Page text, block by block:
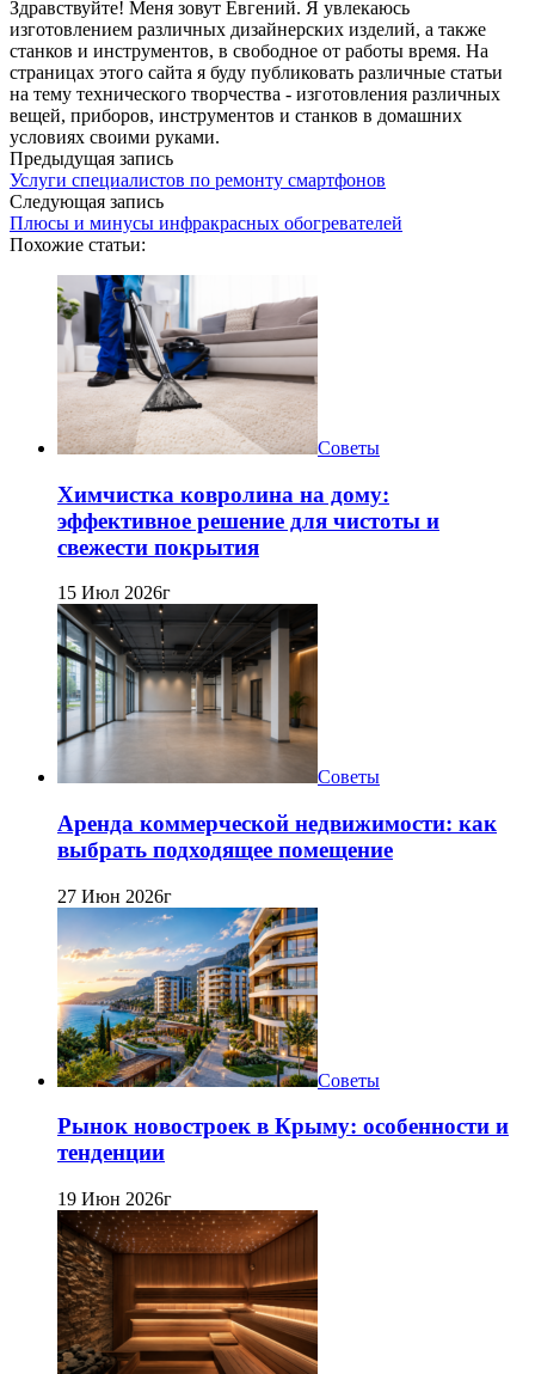
Здравствуйте! Меня зовут Евгений. Я увлекаюсь
изготовлением различных дизайнерских изделий, а также
станков и инструментов, в свободное от работы время. На
страницах этого сайта я буду публиковать различные статьи
на тему технического творчества - изготовления различных
вещей, приборов, инструментов и станков в домашних
условиях своими руками.
Предыдущая запись
Услуги специалистов по ремонту смартфонов
Следующая запись
Плюсы и минусы инфракрасных обогревателей
Похожие статьи:
Советы
Химчистка ковролина на дому:
эффективное решение для чистоты и
свежести покрытия
15 Июл 2026г
Советы
Аренда коммерческой недвижимости: как
выбрать подходящее помещение
27 Июн 2026г
Советы
Рынок новостроек в Крыму: особенности и
тенденции
19 Июн 2026г